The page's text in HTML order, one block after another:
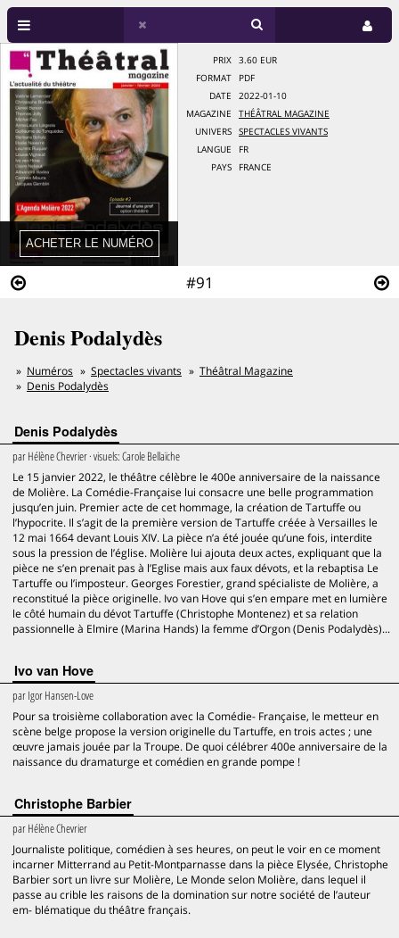
#91
PRIX
3.60 EUR
FORMAT
PDF
DATE
2022-01-10
MAGAZINE
THÉÂTRAL MAGAZINE
UNIVERS
SPECTACLES VIVANTS
LANGUE
FR
PAYS
FRANCE
Denis Podalydès
Numéros Spectacles vivants
Théâtral Magazine
Denis Podalydès
Denis Podalydès
parHélène Chevrier· visuels:Carole Bellaïche
Le 15 janvier 2022, le théâtre célèbre le 400e anniversaire de la naissance
de Molière. La Comédie-Française lui consacre une belle programmation
jusqu’en juin. Premier acte de cet hommage, la création de Tartuffe ou
l’hypocrite. Il s’agit de la première version de Tartuffe créée à Versailles le
12 mai 1664 devant Louis XIV. La pièce n’a été jouée qu’une fois, interdite
sous la pression de l’église. Molière lui ajouta deux actes, expliquant que la
pièce ne s’en prenait pas à l’Eglise mais aux faux dévots, et la rebaptisa Le
Tartuffe ou l’imposteur. Georges Forestier, grand spécialiste de Molière, a
reconstitué la pièce originelle. Ivo van Hove qui s’en empare met en lumière
le côté humain du dévot Tartuffe (Christophe Montenez) et sa relation
passionnelle à Elmire (Marina Hands) la femme d’Orgon (Denis Podalydès)...
Ivo van Hove
parIgor Hansen-Love
Pour sa troisième collaboration avec la Comédie- Française, le metteur en
scène belge propose la version originelle du Tartuffe, en trois actes ; une
œuvre jamais jouée par la Troupe. De quoi célébrer 400e anniversaire de la
naissance du dramaturge et comédien en grande pompe !
Christophe Barbier
parHélène Chevrier
Journaliste politique, comédien à ses heures, on peut le voir en ce moment
incarner Mitterrand au Petit-Montparnasse dans la pièce Elysée, Christophe
Barbier sort un livre sur Molière, Le Monde selon Molière, dans lequel il
passe au crible les raisons de la domination sur notre société de l’auteur
em- blématique du théâtre français.